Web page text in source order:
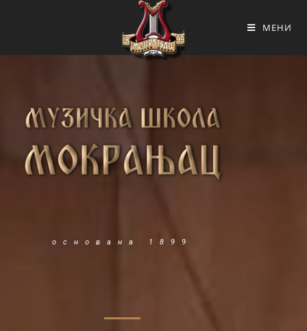
МЕНИ
основана 1899